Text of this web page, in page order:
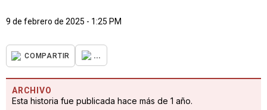
9 de febrero de 2025 - 1:25 PM
COMPARTIR ...
ARCHIVO
Esta historia fue publicada hace más de 1 año.